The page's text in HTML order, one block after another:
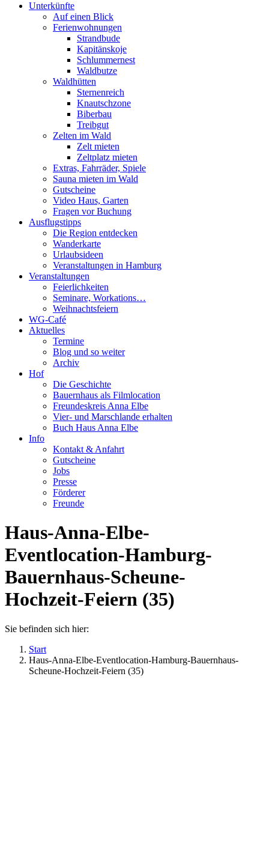
Unterkünfte
Auf einen Blick
Ferienwohnungen
Strandbude
Kapitänskoje
Schlummernest
Waldbutze
Waldhütten
Sternenreich
Knautschzone
Biberbau
Treibgut
Zelten im Wald
Zelt mieten
Zeltplatz mieten
Extras, Fahrräder, Spiele
Sauna mieten im Wald
Gutscheine
Video Haus, Garten
Fragen vor Buchung
Ausflugstipps
Die Region entdecken
Wanderkarte
Urlaubsideen
Veranstaltungen in Hamburg
Veranstaltungen
Feierlichkeiten
Seminare, Workations…
Weihnachtsfeiern
WG-Café
Aktuelles
Termine
Blog und so weiter
Archiv
Hof
Die Geschichte
Bauernhaus als Filmlocation
Freundeskreis Anna Elbe
Vier- und Marschlande erhalten
Buch Haus Anna Elbe
Info
Kontakt & Anfahrt
Gutscheine
Jobs
Presse
Förderer
Freunde
Haus-Anna-Elbe-
Eventlocation-Hamburg-
Bauernhaus-Scheune-
Hochzeit-Feiern (35)
Sie befinden sich hier:
Start
Haus-Anna-Elbe-Eventlocation-Hamburg-Bauernhaus-
Scheune-Hochzeit-Feiern (35)